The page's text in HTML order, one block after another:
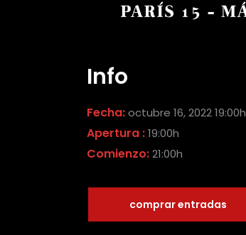
Info
Fecha:octubre 16, 2022 19:00h
Apertura :19:00h
Comienzo:21:00h
comprar entradas